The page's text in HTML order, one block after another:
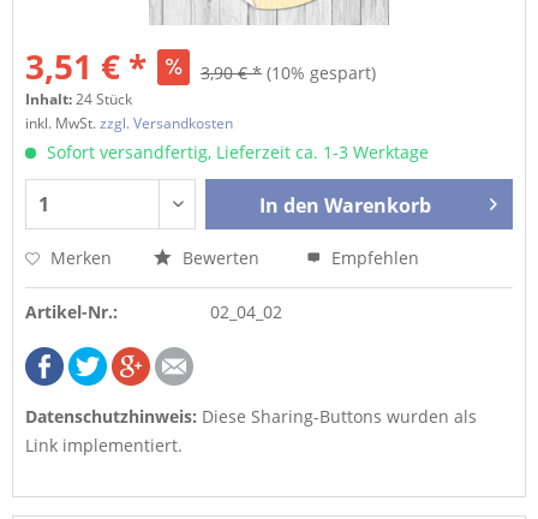
3,51 € * 3,90 € * (10% gespart)
Inhalt:24 Stück
inkl. MwSt.zzgl. Versandkosten
Sofort versandfertig, Lieferzeit ca. 1-3 Werktage
In den Warenkorb
Merken Bewerten Empfehlen
Artikel-Nr.: 02_04_02
Datenschutzhinweis: Diese Sharing-Buttons wurden als
Link implementiert.